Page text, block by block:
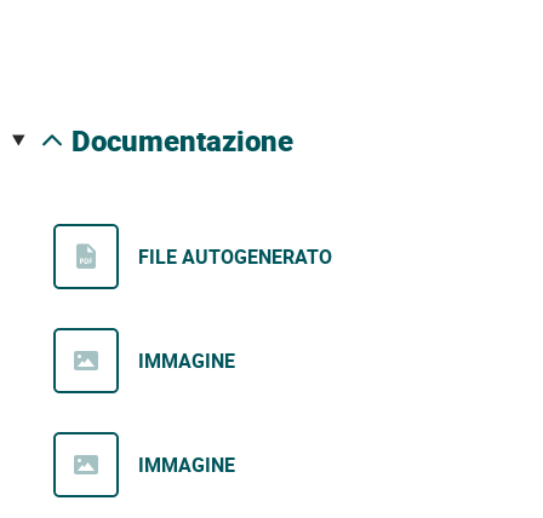
documentazione
FILE AUTOGENERATO
IMMAGINE
IMMAGINE